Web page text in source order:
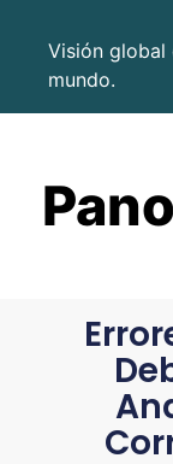
Visión global
mundo.